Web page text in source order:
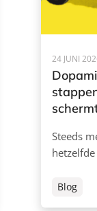
24 JUNI
Steeds
Blog